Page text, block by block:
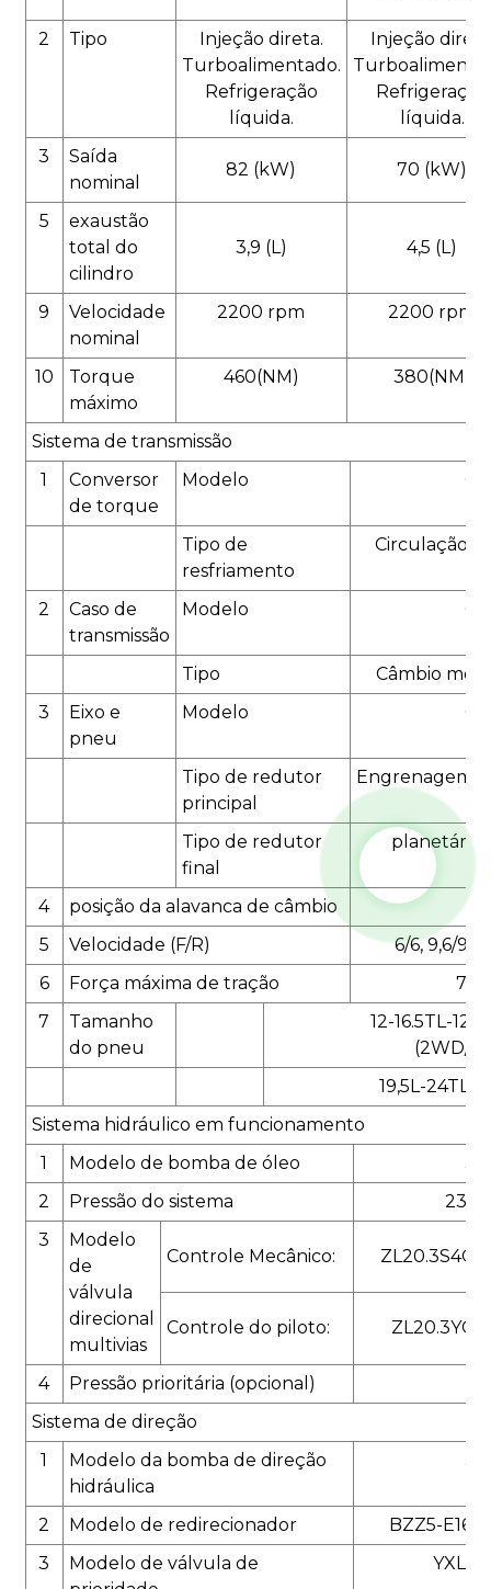
2 Tipo
Injeção direta.
Turboalimentado.
Refrigeração
líquida.
Injeção
Refrigeração
líquida.
3
Saída
nominal
82 (kW) 70 (kW)
5
exaustão
total do
cilindro
3,9 (L) 4,5 (L)
9
Velocidade
nominal
2200 rpm 2200 rpm
10
Torque
máximo
460(NM) 380(NM)
Sistema de transmissão
1
Conversor
de torque
Modelo
Tipo de
resfriamento
Circulação
2
Caso de
transmissão
Modelo
Tipo
Câmbio
3
Eixo e
pneu
Modelo
Tipo de redutor
principal
Engrenagem
Tipo de redutor
final
planetário
4 posição da alavanca de câmbio
5
Velocidade (F/R)
6/6, 9,6/
6
Força máxima de tração
7
Tamanho
do pneu
12-16.5TL-
(2WD/
19,5L-24TL-
Sistema hidráulico em funcionamento
1
Modelo de bomba de óleo
2
Pressão do sistema
230
3
Modelo
de
válvula
direcional
multivias
Controle Mecânico: ZL20.3S4C-
Controle do piloto: ZL20.3YC-
4 Pressão prioritária (opcional)
Sistema de direção
1
Modelo da bomba de direção
hidráulica
2 Modelo de redirecionador
BZZ5-
3
Modelo de válvula de
YXL-